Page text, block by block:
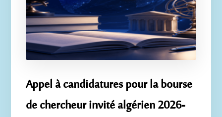
Appel à candidatures pour la bourse
de chercheur invité algérien 2026-